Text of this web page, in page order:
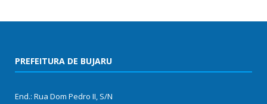
PREFEITURA DE BUJARU
End.: Rua Dom Pedro II, S/N